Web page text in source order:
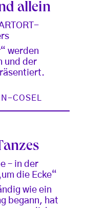
allein
werden
und der
COSEL
– in der
die Ecke“
wie ein
begann, hat